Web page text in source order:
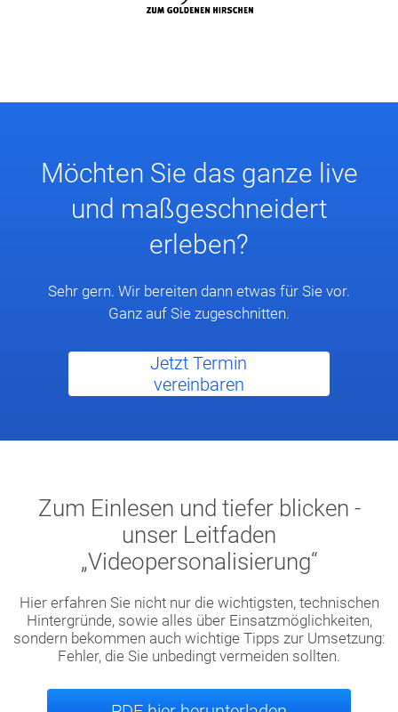
Möchten Sie das ganze live
und maßgeschneidert
erleben?
Sehr gern. Wir bereiten dann etwas für Sie vor.
Ganz auf Sie zugeschnitten.
Jetzt Termin
vereinbaren
Zum Einlesen und tiefer blicken -
unser Leitfaden
„Videopersonalisierung“
Hier erfahren Sie nicht nur die wichtigsten, technischen
Hintergründe, sowie alles über Einsatzmöglichkeiten,
sondern bekommen auch wichtige Tipps zur Umsetzung:
Fehler, die Sie unbedingt vermeiden sollten.